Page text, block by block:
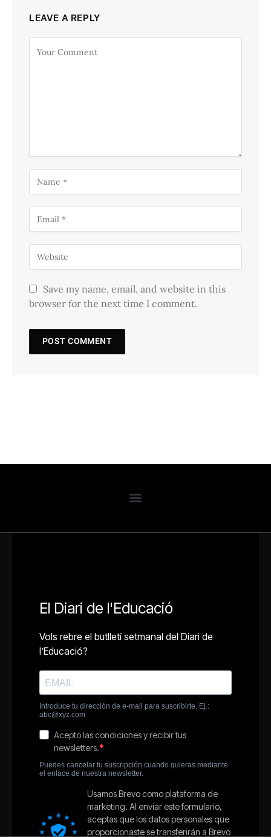
LEAVE A REPLY
Save my name, email, and website in this
browser for the next time I comment.